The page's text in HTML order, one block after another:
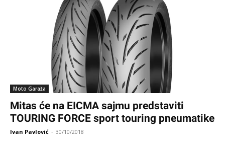
Moto Garaža
Mitas će na EICMA sajmu predstaviti
TOURING FORCE sport touring pneumatike
Ivan Pavlović - 30/10/2018